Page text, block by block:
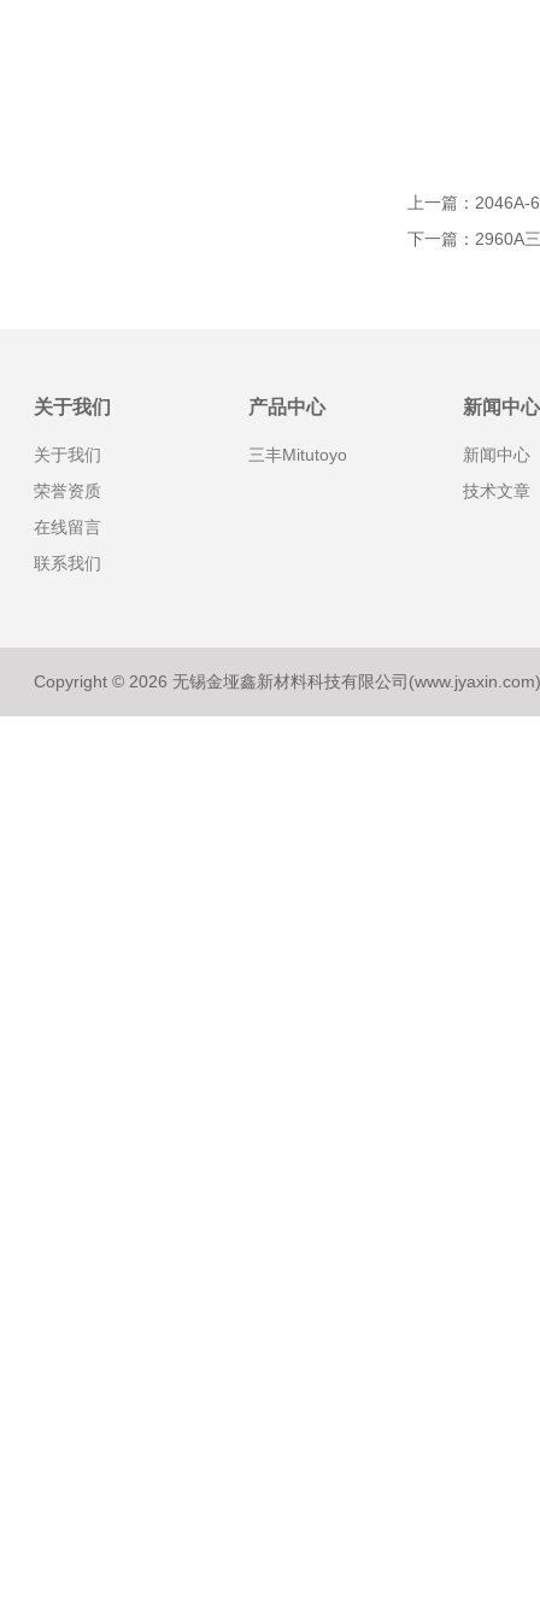
上一篇： 2046A-
下一篇： 2960A
关于我们
关于我们
荣誉资质
在线留言
联系我们
产品中心
三丰Mitutoyo
新闻中心
新闻中心
技术文章
Copyright © 2026 无锡金垭鑫新材料科技有限公司